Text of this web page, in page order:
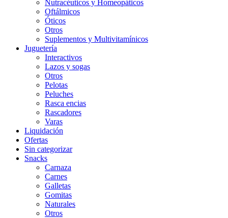
Nutracéuticos y Homeopáticos
Oftálmicos
Óticos
Otros
Suplementos y Multivitamínicos
Juguetería
Interactivos
Lazos y sogas
Otros
Pelotas
Peluches
Rasca encias
Rascadores
Varas
Liquidación
Ofertas
Sin categorizar
Snacks
Carnaza
Carnes
Galletas
Gomitas
Naturales
Otros